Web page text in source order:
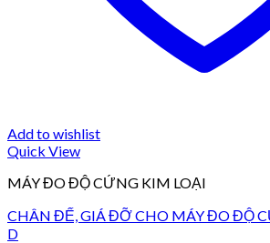
Add to wishlist
Quick View
MÁY ĐO ĐỘ CỨNG KIM LOẠI
CHÂN ĐẾ, GIÁ ĐỠ CHO MÁY ĐO ĐỘ
D